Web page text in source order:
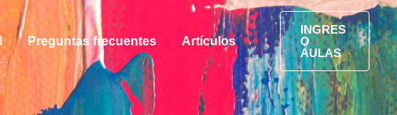
Preguntas frecuentes Artículos
INGRES
O
AULAS
Facebook
Instagram